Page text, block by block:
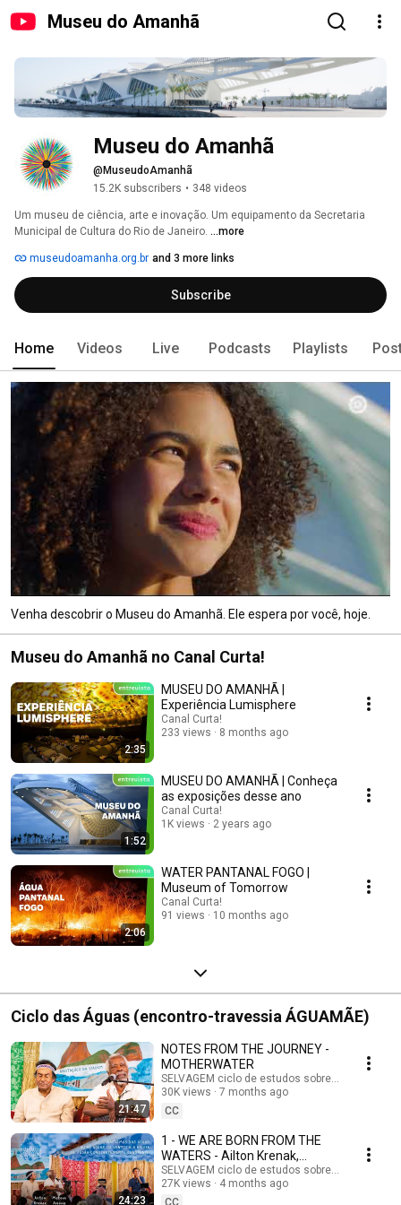
Museu do Amanhã
Museu do Amanhã
@MuseudoAmanhã
15.2K subscribers • 348 videos
Um museu de ciência, arte e inovação. Um equipamento da Secretaria
Municipal de Cultura do Rio de Janeiro. ...more
museudoamanha.org.br and 3 more links
Subscribe
Home Videos Live Podcasts Playlists
Venha descobrir o Museu do Amanhã. Ele espera por você, hoje.
Museu do Amanhã no Canal Curta!
2:35
MUSEU DO AMANHÃ |
Experiência Lumisphere
Canal Curta!
233 views
8 months ago
1:52
MUSEU DO AMANHÃ | Conheça
as exposições desse ano
Canal Curta!
1K views
2 years ago
2:06
WATER PANTANAL FOGO |
Museum of Tomorrow
Canal Curta!
91 views
10 months ago
Ciclo das Águas (encontro-travessia ÁGUAMÃE)
21:47
NOTES FROM THE JOURNEY -
MOTHERWATER
SELVAGEM ciclo de estudos sobre a vida
30K views
7 months ago
CC
24:23
1 - WE ARE BORN FROM THE
WATERS - Ailton Krenak,
Mateus Aleluia and João Paulo
Tukano - WATERS CYCLE
SELVAGEM ciclo de estudos sobre a vida
27K views
4 months ago
CC